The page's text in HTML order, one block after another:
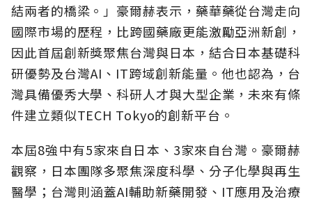
結兩者的橋梁。」豪爾赫表示，藥華藥從台灣走向
國際市場的歷程，比跨國藥廠更能激勵亞洲新創，
因此首屆創新獎聚焦台灣與日本，結合日本基礎科
研優勢及台灣AI、IT跨域創新能量。他也認為，台
灣具備優秀大學、科研人才與大型企業，未來有條
件建立類似TECH Tokyo的創新平台。
本屆8強中有5家來自日本、3家來自台灣。豪爾赫
觀察，日本團隊多聚焦深度科學、分子化學與再生
醫學；台灣則涵蓋AI輔助新藥開發、IT應用及治療